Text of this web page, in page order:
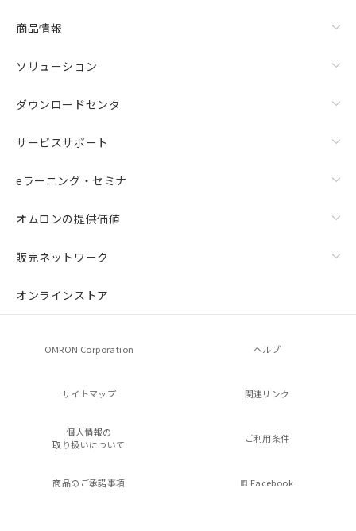
商品情報
ソリューション
ダウンロードセンタ
サービスサポート
eラーニング・セミナ
オムロンの提供価値
販売ネットワーク
オンラインストア
OMRON Corporation ヘルプ
サイトマップ 関連リンク
個人情報の
取り扱いについて
ご利用条件
商品のご承諾事項 Facebook